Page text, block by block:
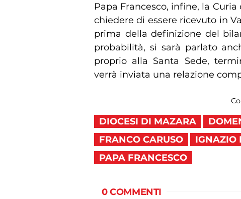
Papa Francesco, infine, la
chiedere di essere ricevuto in
prima della definizione del
probabilità, si sarà parlato
proprio alla Santa Sede,
verrà inviata una relazione
DIOCESI DI MAZARA
FRANCO CARUSO
IGNAZIO
PAPA FRANCESCO
0 COMMENTI